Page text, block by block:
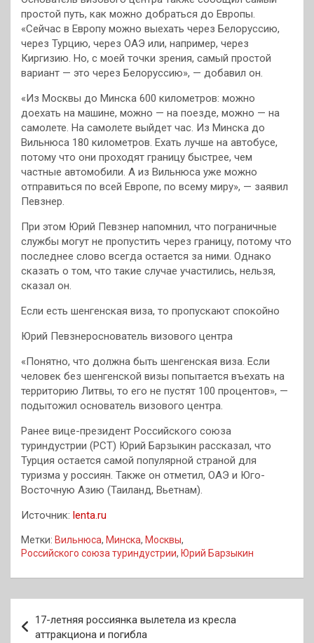
простой путь, как можно добраться до Европы.
«Сейчас в Европу можно выехать через Белоруссию,
через Турцию, через ОАЭ или, например, через
Киргизию. Но, с моей точки зрения, самый простой
вариант — это через Белоруссию», — добавил он.
«Из Москвы до Минска 600 километров: можно
доехать на машине, можно — на поезде, можно — на
самолете. На самолете выйдет час. Из Минска до
Вильнюса 180 километров. Ехать лучше на автобусе,
потому что они проходят границу быстрее, чем
частные автомобили. А из Вильнюса уже можно
отправиться по всей Европе, по всему миру», — заявил
Певзнер.
При этом Юрий Певзнер напомнил, что пограничные
службы могут не пропустить через границу, потому что
последнее слово всегда остается за ними. Однако
сказать о том, что такие случае участились, нельзя,
сказал он.
Если есть шенгенская виза, то пропускают спокойно
Юрий Певзнероснователь визового центра
«Понятно, что должна быть шенгенская виза. Если
человек без шенгенской визы попытается въехать на
территорию Литвы, то его не пустят 100 процентов», —
подытожил основатель визового центра.
Ранее вице-президент Российского союза
туриндустрии (РСТ) Юрий Барзыкин рассказал, что
Турция остается самой популярной страной для
туризма у россиян. Также он отметил, ОАЭ и Юго-
Восточную Азию (Таиланд, Вьетнам).
Источник: lenta.ru
Метки: Вильнюса, Минска, Москвы,
Российского союза туриндустрии, Юрий Барзыкин
по
17-летняя россиянка вылетела из кресла
аттракциона и погибла